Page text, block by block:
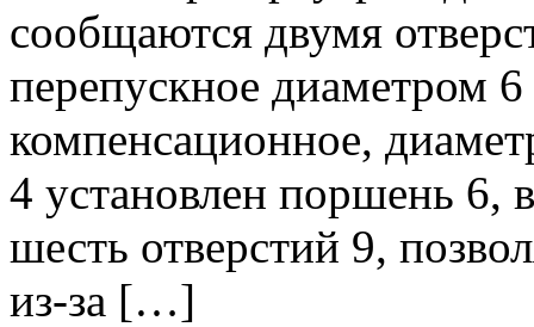
сообщаются двумя
перепускное диаметром
компенсационное,
4 установлен поршень 6,
шесть отверстий 9,
из-за […]